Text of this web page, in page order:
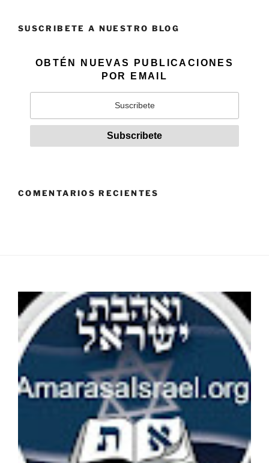
SUSCRIBETE A NUESTRO BLOG
OBTÉN NUEVAS PUBLICACIONES
POR EMAIL
COMENTARIOS RECIENTES